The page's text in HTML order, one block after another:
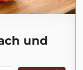
und